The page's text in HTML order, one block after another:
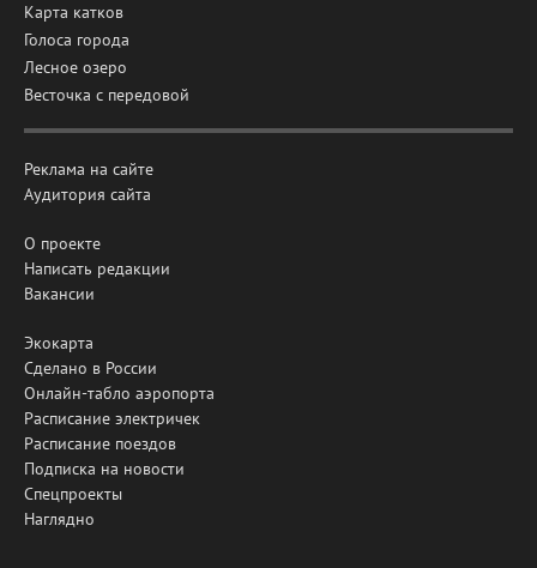
Карта катков
Голоса города
Лесное озеро
Весточка с передовой
Реклама на сайте
Аудитория сайта
О проекте
Написать редакции
Вакансии
Экокарта
Сделано в России
Онлайн-табло аэропорта
Расписание электричек
Расписание поездов
Подписка на новости
Спецпроекты
Наглядно